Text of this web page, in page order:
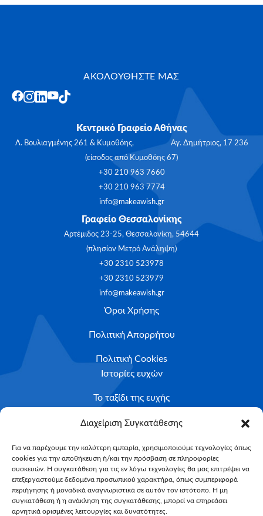
Διαχείριση Συγκατάθεσης
Για να παρέχουμε την καλύτερη εμπειρία, χρησιμοποιούμε τεχνολογίες όπως
cookies για την αποθήκευση ή/και την πρόσβαση σε πληροφορίες
συσκευών. Η συγκατάθεση για τις εν λόγω τεχνολογίες θα μας επιτρέψει να
επεξεργαστούμε δεδομένα προσωπικού χαρακτήρα, όπως συμπεριφορά
περιήγησης ή μοναδικά αναγνωριστικά σε αυτόν τον ιστότοπο. Η μη
συγκατάθεση ή η ανάκληση της συγκατάθεσης, μπορεί να επηρεάσει
αρνητικά ορισμένες λειτουργίες και δυνατότητες.
ΑΚΟΛΟΥΘΗΣΤΕ ΜΑΣ
Κεντρικό Γραφείο Αθήνας
Λ. Βουλιαγμένης 261 & Κυμοθόης, Αγ. Δημήτριος, 17 236
(είσοδος από Κυμοθόης 67)
+30 210 963 7660
+30 210 963 7774
info@makeawish.gr
Γραφείο Θεσσαλονίκης
Αρτέμιδος 23-25, Θεσσαλονίκη, 54644
(πλησίον Μετρό Ανάληψη)
+30 2310 523978
+30 2310 523979
info@makeawish.gr
Όροι Χρήσης
Πολιτική Απορρήτου
Πολιτική Cookies
Ιστορίες ευχών
Το ταξίδι της ευχής
Κριτήρια Καταλληλότητας
Υποβολή Αιτήματος
NEWSLETTER
Email*